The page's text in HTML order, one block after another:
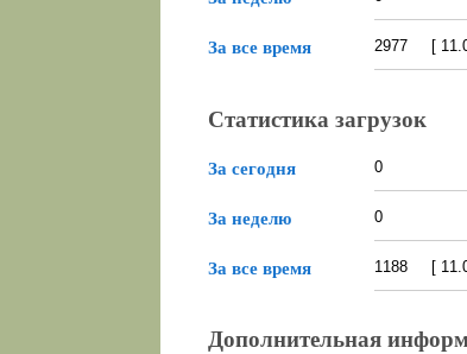
За все время 2977 [
Статистика загрузок
За сегодня 0
За неделю 0
За все время 1188 [
Дополнительная